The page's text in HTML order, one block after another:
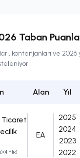
Taban
kontenjanları ve 2026
Alan Yıl
Ticaret
Yıllık)
EA
2025
2024
2023
2022